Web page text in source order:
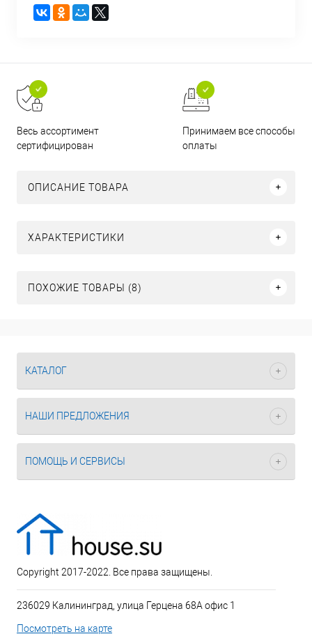
Весь ассортимент
сертифицирован
Принимаем все способы
оплаты
ОПИСАНИЕ ТОВАРА
ХАРАКТЕРИСТИКИ
ПОХОЖИЕ ТОВАРЫ (8)
КАТАЛОГ
НАШИ ПРЕДЛОЖЕНИЯ
ПОМОЩЬ И СЕРВИСЫ
Copyright 2017-2022. Все права защищены.
236029 Калининград, улица Герцена 68А офис 1
Посмотреть на карте